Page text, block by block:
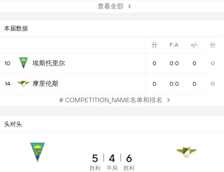
查看全部
本届数据
分 F:A +/- 分
10 埃斯托里尔 0 0:0 0 0
14 摩里伦斯 0 0:0 0 0
# COMPETITION_NAME名单和排名
头对头
5
胜利
4
平局
6
胜利